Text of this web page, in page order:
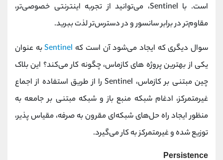
است. با Sentinel، می‌توانید از تجربه اینترنتی خصوصی‌تر،
مقاوم‌تر در برابر سانسور و در دسترس‌تر لذت ببرید.
سوال دیگری که ایجاد می‌شود آن است که Sentinelبه عنوان
یکی از بهترین پروژ‌ه‌ های کازماس، چگونه کار می‌کند؟ این بلاک
چین مبتنی بر کازماس، Sentinel را از طریق استفاده از اجماع
غیرمتمرکز، ادغام شبکه منبع باز و شبکه مبتنی بر جامعه به
منظور ایجاد راه حل‌های شبکه‌ای مقرون به صرفه، مقیاس پذیر،
توزیع شده و غیرمتمرکز به کار می‌گیرد.
Persistence